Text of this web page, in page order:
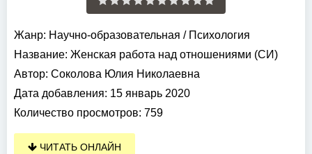
Жанр: Научно-образовательная / Психология
Название: Женская работа над отношениями (СИ)
Автор: Соколова Юлия Николаевна
Дата добавления: 15 январь 2020
Количество просмотров: 759
ЧИТАТЬ ОНЛАЙН